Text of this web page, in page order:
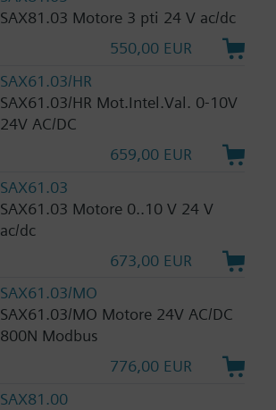
SAX81.03 Motore 3 pti 24 V ac/dc
550,00 EUR
SAX61.03/HR
SAX61.03/HR Mot.Intel.Val. 0-10V
24V AC/DC
659,00 EUR
SAX61.03
SAX61.03 Motore 0..10 V 24 V
ac/dc
673,00 EUR
SAX61.03/MO
SAX61.03/MO Motore 24V AC/DC
800N Modbus
776,00 EUR
SAX81.00